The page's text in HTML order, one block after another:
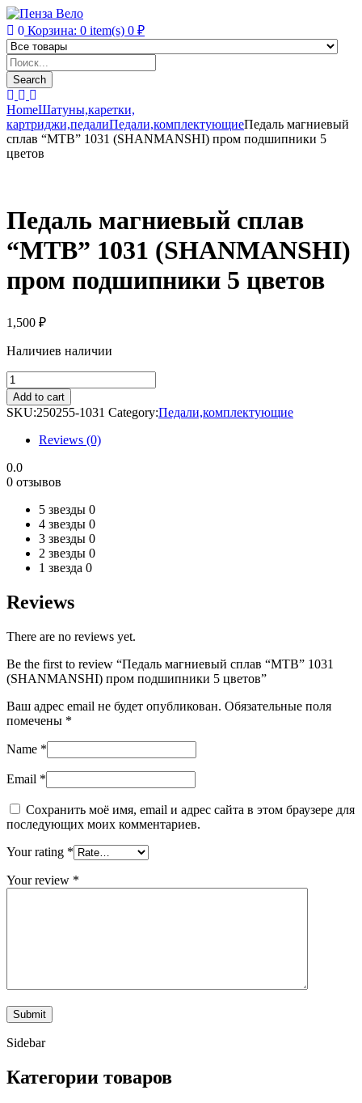
0 Корзина: 0 item(s) 0 ₽
Products
search
Search
HomeШатуны,каретки,
картриджи,педалиПедали,комплектующиеПедаль магниевый
сплав “MTB” 1031 (SHANMANSHI) пром подшипники 5
цветов
Педаль магниевый сплав
“MTB” 1031 (SHANMANSHI)
пром подшипники 5 цветов
1,500 ₽
Наличиев наличии
Педаль
магниевый
сплав
"MTB"
1031
(SHANMANSHI)
пром
подшипники
цветов
quantity
Add to cart
SKU:250255-1031 Category:Педали,комплектующие
Reviews (0)
0.0
0 отзывов
5 звезды 0
4 звезды 0
3 звезды 0
2 звезды 0
1 звезда 0
Reviews
There are no reviews yet.
Be the first to review “Педаль магниевый сплав “MTB” 1031
(SHANMANSHI) пром подшипники 5 цветов”
Ваш адрес email не будет опубликован. Обязательные поля
помечены *
Name *
Email *
Сохранить моё имя, email и адрес сайта в этом браузере для
последующих моих комментариев.
Your rating *
Your review *
Sidebar
Категории товаров